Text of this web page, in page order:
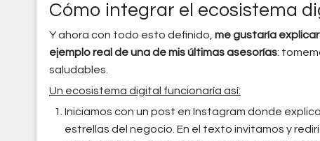
Cómo integrar el ecosistema
Y ahora con todo esto definido, me gustaría
ejemplo real de una de mis últimas asesorías:
saludables.
Un ecosistema digital funcionaría así:
Iniciamos con un post en Instagram donde
estrellas del negocio. En el texto invitamos y